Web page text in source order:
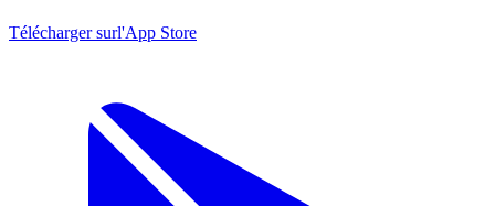
Télécharger surl'App Store